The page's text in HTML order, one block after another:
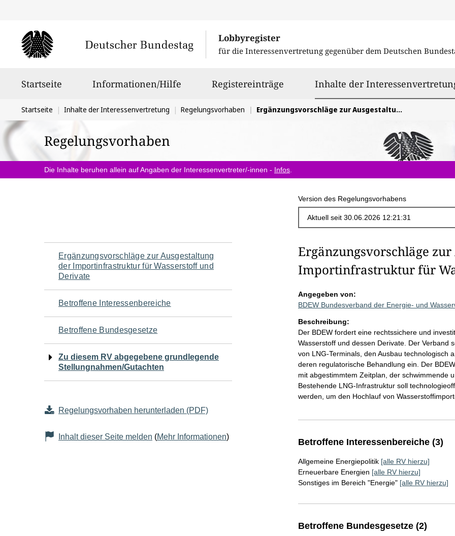
Lobbyregister
für die Interessenvertretung gegenüber dem Deutschen
Startseite Informationen/Hilfe Registereinträge Inhalte der
Sie
befinden
sich
hier:
Startseite Inhalte der Interessenvertretung Regelungsvorhaben Ergänzungsvorschläge zur Ausgestaltung der Importinfrastruktur für Wasserstoff und Derivate
Regelungsvorhaben
Die Inhalte beruhen allein auf Angaben der Interessenvertreter/-innen - Infos
Version des Regelungsvorhabens
Navigation
für
den
Seiteninhalt
Ergänzungsvorschläge zur Ausgestaltung
der Importinfrastruktur für Wasserstoff und
Derivate
Betroffene Interessenbereiche
Betroffene Bundesgesetze
Zu diesem RV abgegebene grundlegende
Stellungnahmen/Gutachten
Regelungsvorhaben herunterladen (PDF)
Inhalt dieser Seite melden (Mehr Informationen)
Ergänzungsvorschläge
Importinfrastruktur für
Angegeben von:
BDEW Bundesverband der Energie- und
Beschreibung:
Der BDEW fordert eine rechtssichere und
Wasserstoff und dessen Derivate. Der Verband
von LNG-Terminals, den Ausbau technologisch
deren regulatorische Behandlung ein. Der
mit abgestimmtem Zeitplan, der schwimmende
Bestehende LNG-Infrastruktur soll
werden, um den Hochlauf von
Betroffene Interessenbereiche (3)
Allgemeine Energiepolitik [alle RV hierzu]
Erneuerbare Energien [alle RV hierzu]
Sonstiges im Bereich "Energie" [alle RV hierzu]
Betroffene Bundesgesetze (2)